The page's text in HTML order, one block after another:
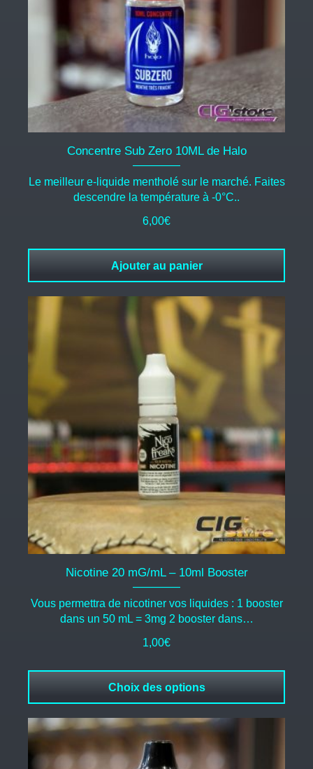
Concentre Sub Zero 10ML de Halo
Le meilleur e-liquide mentholé sur le marché. Faites
descendre la température à -0°C..
6,00€
Ajouter au panier
Nicotine 20 mG/mL – 10ml Booster
Vous permettra de nicotiner vos liquides : 1 booster
dans un 50 mL = 3mg 2 booster dans…
1,00€
Choix des options
options
peuvent
être
choisies
sur
la
page
du